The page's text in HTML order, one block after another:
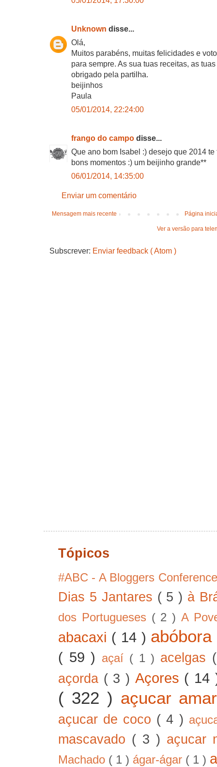
Unknown disse...
Olá,
Muitos parabéns, muitas felicidades e
para sempre. As sua tuas receitas, as
obrigado pela partilha.
beijinhos
Paula
05/01/2014, 22:24:00
frango do campo disse...
Que ano bom Isabel :) desejo que 2014
bons momentos :) um beijinho grande**
06/01/2014, 14:35:00
Enviar um comentário
Mensagem mais recente Página
Ver a versão para
Subscrever: Enviar feedback ( Atom )
Tópicos
#ABC - A Bloggers
Dias 5 Jantares ( 5 ) à
dos Portugueses ( 2 )A
abacaxi ( 14 )
( 59 ) açaí ( 1 ) acelgas
açorda ( 3 ) Açores (
( 322 ) açucar
açucar de coco ( 4 )
mascavado ( 3 ) açucar
Machado ( 1 ) ágar-ágar ( 1 )